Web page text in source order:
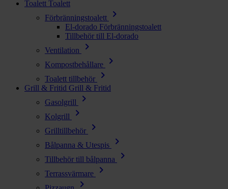
Toalett Toalett
Förbränningstoalett
chevron_right
El-dorado Förbränningstoalett
Tillbehör till El-dorado
Ventilation
chevron_right
Kompostbehållare chevron_right
Toalett tillbehör chevron_right
Grill & Fritid Grill & Fritid
Gasolgrill
chevron_right
Kolgrill chevron_right
Grilltillbehör chevron_right
Bålpanna & Utespis chevron_right
Tillbehör till bålpanna chevron_right
Terrassvärmare chevron_right
chevron_right